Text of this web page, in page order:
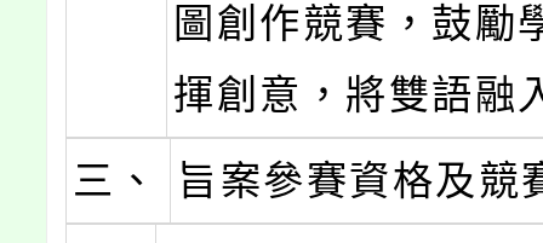
圖創作競賽，鼓勵
揮創意，將雙語融
三、
旨案參賽資格及競